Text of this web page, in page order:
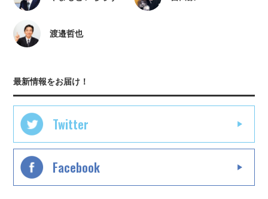
渡邉哲也
最新情報をお届け！
Twitter
Facebook